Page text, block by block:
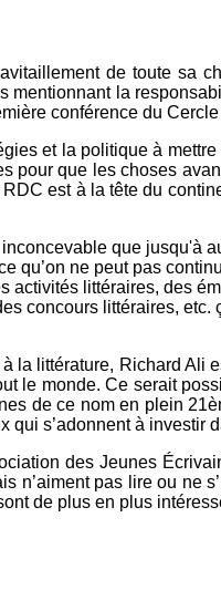
de toute sa
mentionnant la
conférence du
et la politique à
pour que les choses
est à la tête du
que jusqu'à
qu’on ne peut pas
activités littéraires, des
concours littéraires,
la littérature, Richard Ali
le monde. Ce serait
de ce nom en plein
s’adonnent à investir
des Jeunes
n’aiment pas lire ou ne
de plus en plus